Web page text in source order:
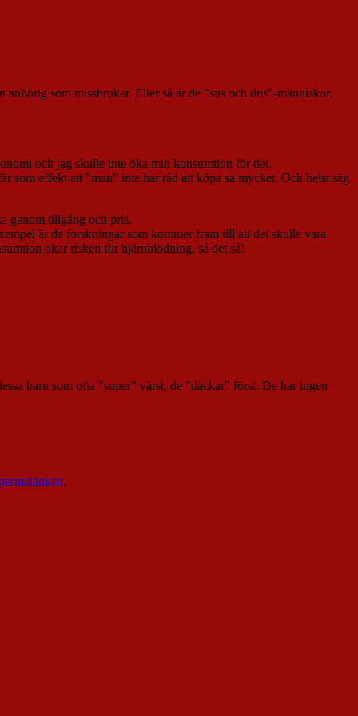
som missbrukar. Eller så är de "sus och dus"-människor.
och jag skulle inte öka min konsumtion för det.
som effekt att "man" inte har råd att köpa så mycket. Och helst såg
genom tillgång och pris.
är de forskningar som kommer fram till att det skulle vara
ökar risken för hjärnblödning, så det så!
barn som ofta "super" värst, de "däckar" först. De har ingen
.